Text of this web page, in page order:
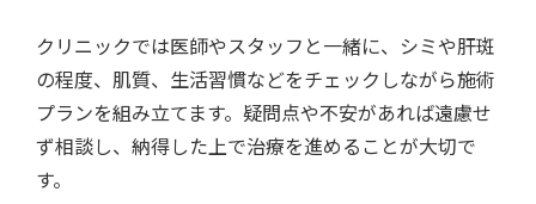
クリニックでは医師やスタッフと一緒に、シミや肝斑
の程度、肌質、生活習慣などをチェックしながら施術
プランを組み立てます。疑問点や不安があれば遠慮せ
ず相談し、納得した上で治療を進めることが大切で
す。